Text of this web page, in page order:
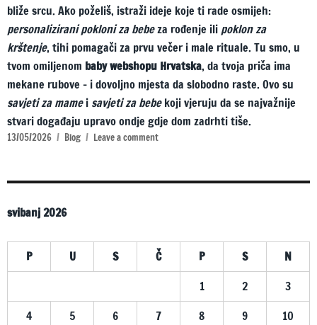
bliže srcu. Ako poželiš, istraži ideje koje ti rade osmijeh:
personalizirani pokloni za bebeza rođenje ili poklon za
krštenje, tihi pomagači za prvu večer i male rituale. Tu smo, u
tvom omiljenom baby webshopu Hrvatska, da tvoja priča ima
mekane rubove – i dovoljno mjesta da slobodno raste. Ovo su
savjeti za mamei savjeti za bebekoji vjeruju da se najvažnije
stvari događaju upravo ondje gdje dom zadrhti tiše.
Posted
13/05/2026 Categories
Blog Leave a commenton
zadrhti
mala
scenografija
povratka
rodilišta
svibanj 2026
P U S Č P S
N
1
2
3
4
5 6 7 8 9
10